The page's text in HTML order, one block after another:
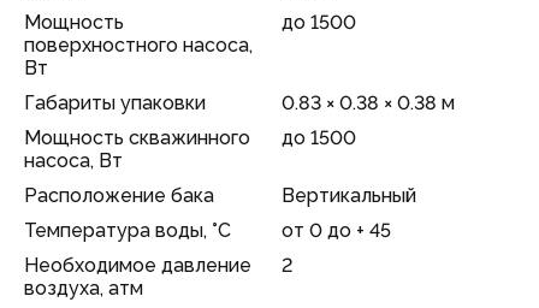
Мощность
поверхностного насоса,
Вт
до 1500
Габариты упаковки
0.83 × 0.38 × 0.38 м
Мощность скважинного
насоса, Вт
до 1500
Расположение бака
Вертикальный
Температура воды, °С
от 0 до + 45
Необходимое давление
воздуха, атм
2